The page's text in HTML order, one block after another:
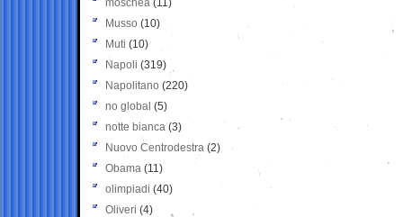
moschea (11)
Musso (10)
Muti (10)
Napoli (319)
Napolitano (220)
no global (5)
notte bianca (3)
Nuovo Centrodestra (2)
Obama (11)
olimpiadi (40)
Oliveri (4)